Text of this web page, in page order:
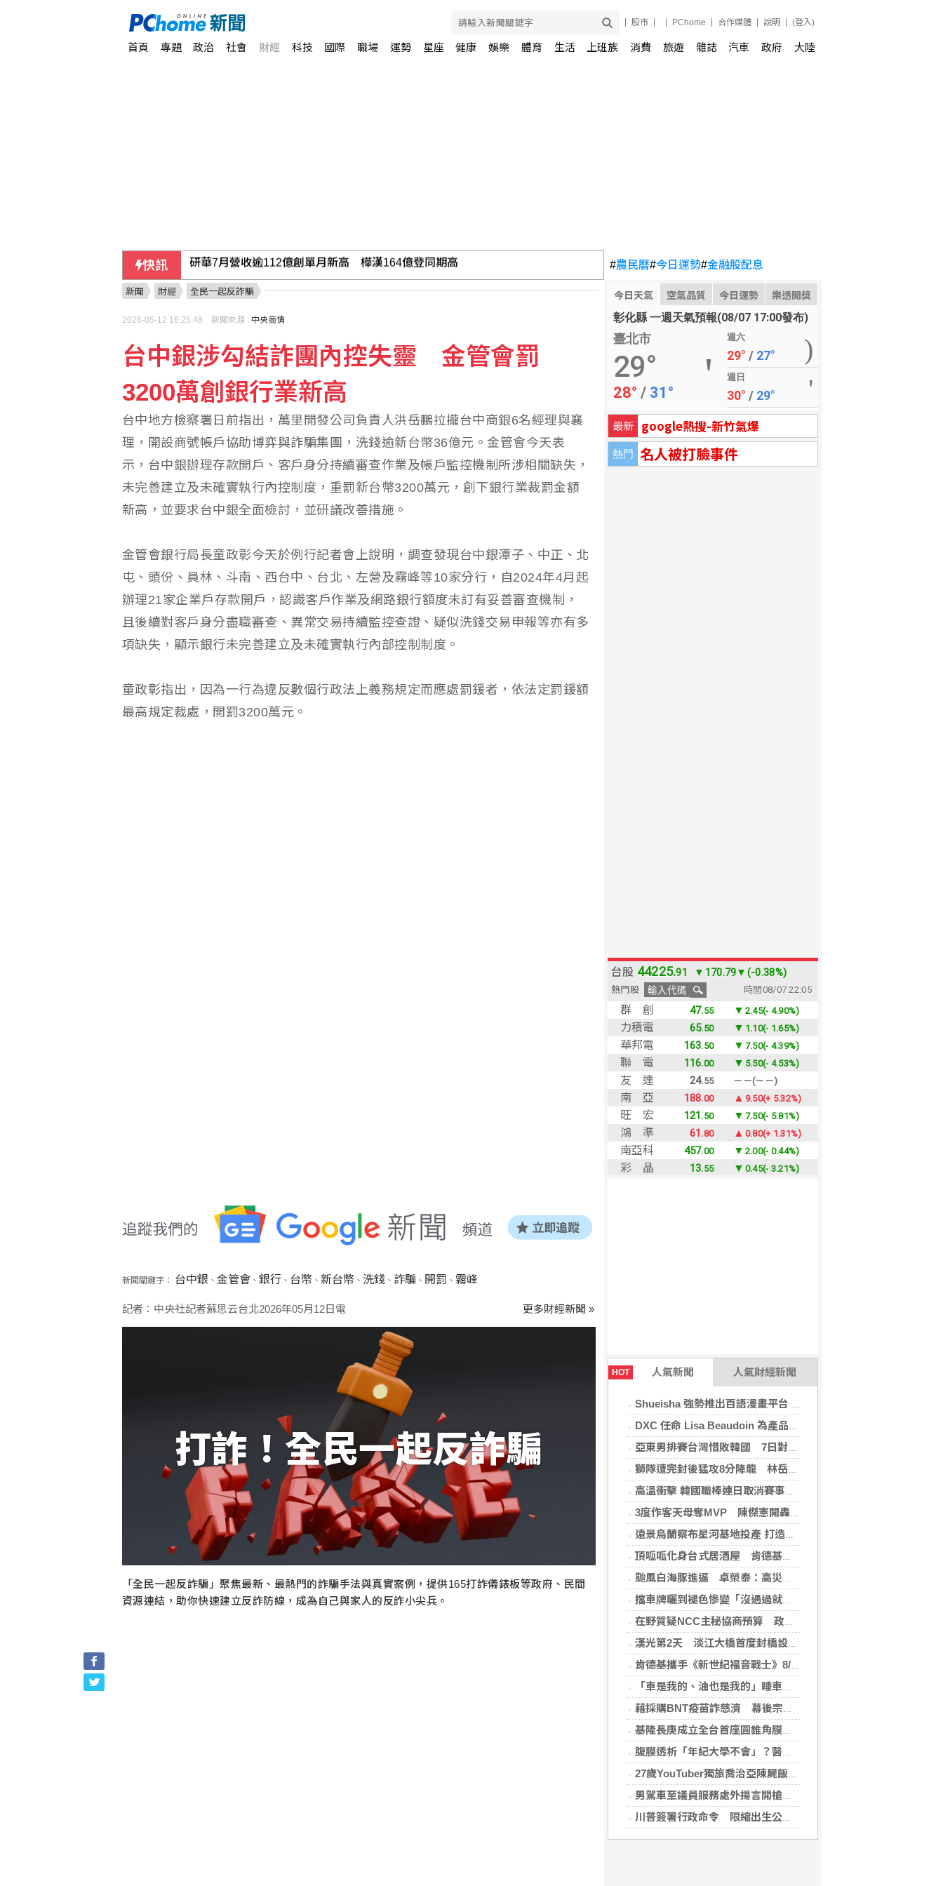
股市 PChome 合作媒體 說明 (登入)
首頁 專題 政治 社會 財經 科技 國際 職場 運勢 星座 健康 娛樂 體育 生活 上班族 消費 旅遊 雜誌 汽車 政府 大陸
快訊 熊本有明高中奪甲子園首勝 盼為震災故鄉送希望
綠界上半年每股盈餘1.08元 搶攻AI行銷商機
研華7月營收逾112億創單月新高 樺漢164億登同期高
#農民曆#今日運勢#金融股配息
今日天氣 空氣品質 今日運勢 樂透開獎
彰化縣 一週天氣預報(08/07 17:00發布)
臺北市
29°
28° / 31°
週六
29° / 27°
週日
30° / 29°
最新 google熱搜-新竹氣爆
熱門 名人被打臉事件
HOT 人氣新聞 人氣財經新聞
Shueisha 強勢推出百語漫畫平台 MANGA MILLION 大舉進軍全球市場
DXC 任命 Lisa Beaudoin 為產品總監，以加速產品導向型增長
亞東男排賽台灣惜敗韓國 7日對戰日本拚4強
獅隊遭完封後猛攻8分降龍 林岳平：總是要發揮
高溫衝擊 韓國職棒連日取消賽事、11日起晚間7時開打
3度作客天母奪MVP 陳傑憲開轟擊退雙殺心魔
遠景烏蘭察布星河基地投產 打造吉瓦級AI基礎設施新模式
頂呱呱化身台式居酒屋 肯德基聯名EVA攻漫迷
颱風白海豚進逼 卓榮泰：高災害潛勢區加強預防性整備
擋車牌曬到褪色慘變「沒遇過就好了」！崔始源親朝聖崩潰喊：記得常換照片
在野質疑NCC主秘協商預算 政院：委員全出缺所致
漢光第2天 淡江大橋首度封橋設3防線阻敵直衝中樞
肯德基攜手《新世紀福音戰士》8/11霸脆覺醒 首度跨界台灣速食品牌！
「車是我的、油也是我的」睡車竟被收住宿費 官方一句話打臉飯店
藉採購BNT疫苗詐慈濟 幕後宗教團體夫婦接押禁見
基隆長庚成立全台首座圓錐角膜中心 守護國人視力健康
腹膜透析「年紀大學不會」？醫：年齡並非限制 評估還要看3面向
27歲YouTuber獨旅喬治亞陳屍飯店 法醫揭死因「未排除中毒可能」
男駕車至議員服務處外揚言開槍 台中警逮人法辦
川普簽署行政命令 限縮出生公民權並禁生育旅遊
新聞 財經 全民一起反詐騙
2026-05-12 16:25:48 新聞來源 : 中央商情
台中銀涉勾結詐團內控失靈 金管會罰
3200萬創銀行業新高
台中地方檢察署日前指出，萬里開發公司負責人洪岳鵬拉攏台中商銀6名經理與襄
理，開設商號帳戶協助博弈與詐騙集團，洗錢逾新台幣36億元。金管會今天表
示，台中銀辦理存款開戶、客戶身分持續審查作業及帳戶監控機制所涉相關缺失，
未完善建立及未確實執行內控制度，重罰新台幣3200萬元，創下銀行業裁罰金額
新高，並要求台中銀全面檢討，並研議改善措施。
金管會銀行局長童政彰今天於例行記者會上說明，調查發現台中銀潭子、中正、北
屯、頭份、員林、斗南、西台中、台北、左營及霧峰等10家分行，自2024年4月起
辦理21家企業戶存款開戶，認識客戶作業及網路銀行額度未訂有妥善審查機制，
且後續對客戶身分盡職審查、異常交易持續監控查證、疑似洗錢交易申報等亦有多
項缺失，顯示銀行未完善建立及未確實執行內部控制制度。
童政彰指出，因為一行為違反數個行政法上義務規定而應處罰鍰者，依法定罰鍰額
最高規定裁處，開罰3200萬元。
新聞關鍵字： 台中銀 、 金管會、 銀行、 台幣 、 新台幣 、 洗錢、 詐騙 、 開罰 、 霧峰
記者：中央社記者蘇思云台北2026年05月12日電 更多財經新聞 »
打詐！全民一起反詐騙
「全民一起反詐騙」聚焦最新、最熱門的詐騙手法與真實案例，提供165打詐儀錶板等政府、民間
資源連結，助你快速建立反詐防線，成為自己與家人的反詐小尖兵。